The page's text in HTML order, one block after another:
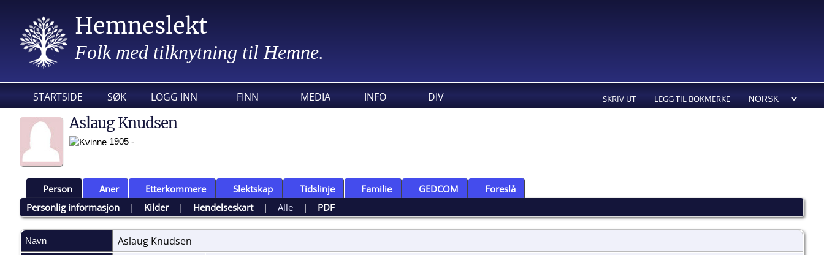
Hemneslekt
Folk med tilknytning til Hemne.
STARTSIDE SØK LOGG INN FINN MEDIA INFO DIV SKRIV UT LEGG TIL BOKMERKE
Aslaug Knudsen
1905 -
Person Aner Etterkommere Slektskap Tidslinje Familie GEDCOM
Foreslå
Personlig informasjon | Kilder| Hendelseskart|Alle | PDF
Navn Aslaug Knudsen